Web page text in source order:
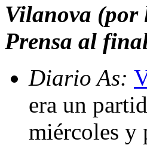
Vilanova (por
Prensa al
Diario As:
era un
miércoles y